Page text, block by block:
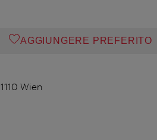
AGGIUNGERE PREFERITO
Wien